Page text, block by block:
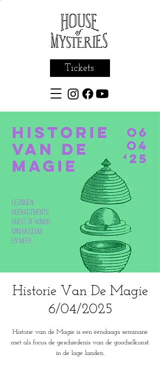
Tickets
Historie Van De Magie
6/04/2025
Historie van de Magie is een ééndaags seminarie
met als focus de geschiedenis van de goochelkunst
in de lage landen.